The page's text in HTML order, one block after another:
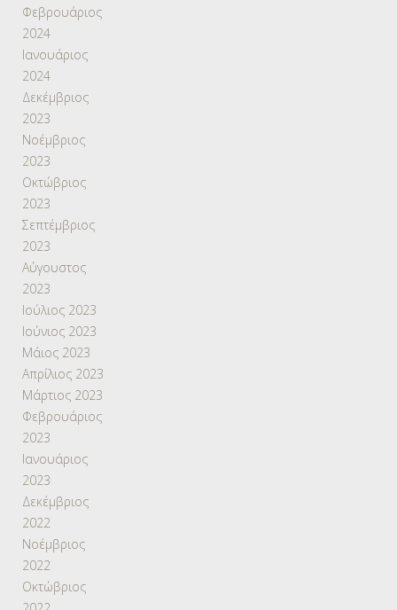
Φεβρουάριος
2024
Ιανουάριος
2024
Δεκέμβριος
2023
Νοέμβριος
2023
Οκτώβριος
2023
Σεπτέμβριος
2023
Αύγουστος
2023
Ιούλιος 2023
Ιούνιος 2023
Μάιος 2023
Απρίλιος 2023
Μάρτιος 2023
Φεβρουάριος
2023
Ιανουάριος
2023
Δεκέμβριος
2022
Νοέμβριος
2022
Οκτώβριος